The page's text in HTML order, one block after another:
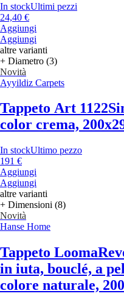
In stockUltimi pezzi
24,40 €
Aggiungi
Aggiungi
altre varianti
+ Diametro (3)
Novità
Ayyildiz Carpets
Tappeto Art 1122
color crema,
In stockUltimo pezzo
191 €
Aggiungi
Aggiungi
altre varianti
+ Dimensioni (8)
Novità
Hanse Home
Tappeto Looma
in iuta, bouclé, a
colore naturale,